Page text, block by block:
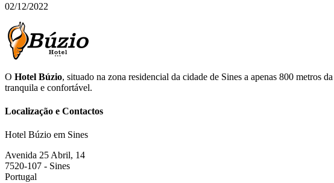
02/12/2022
O Hotel Búzio, situado na zona residencial da cidade de Sines a apenas 800 metros
tranquila e confortável.
Localização e Contactos
Hotel Búzio em Sines
Avenida 25 Abril, 14
7520-107 - Sines
Portugal